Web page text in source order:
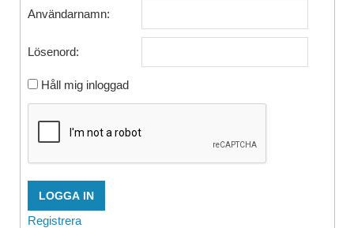
Användarnamn:
Lösenord:
Håll mig inloggad
LOGGA IN
Registrera